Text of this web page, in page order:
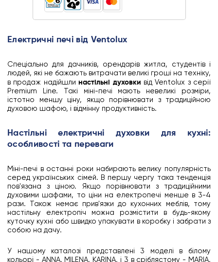
Електричні печі від Ventolux
Спеціально для дачників, орендарів житла, студентів і
людей, які не бажають витрачати великі гроші на техніку,
в продаж надійшлинастільні духовки від Ventolux з серії
Premium Line. Такі міні-печі мають невеликі розміри,
істотно меншу ціну, якщо порівнювати з традиційною
духовою шафою, і відмінну продуктивність.
Настільні електричні духовки для кухні:
особливості та переваги
Міні-печі в останні роки набирають велику популярність
серед українських сімей. В першу чергу така тенденція
пов'язана з ціною. Якщо порівнювати з традиційними
духовими шафами, то ціни на електропечі менше в 3-4
рази. Також немає прив'язки до кухонних меблів, тому
настільну електропіч можна розмістити в будь-якому
куточку кухні або швидко упакувати в коробку і забрати з
собою на дачу.
У нашому каталозі представлені 3 моделі в білому
кольорі - ANNA, MILENA, KARINA, і 3 в сріблястому - MARIA,